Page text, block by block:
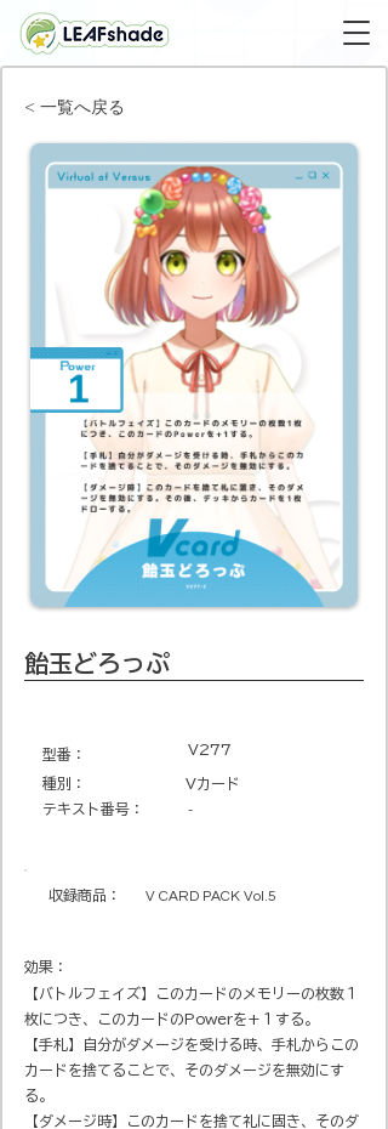
飴玉どろっぷ
​型番​： V277
種別：
Vカード
テキスト番号​：
-
収録商品​： V CARD PACK Vol.5
効果：
【バトルフェイズ】このカードのメモリーの枚数１
枚につき、このカードのPowerを+１する。
【手札】自分がダメージを受ける時、手札からこの
カードを捨てることで、そのダメージを無効にす
る。
【ダメージ時】このカードを捨て礼に固き、そのダ
< 一覧へ戻る